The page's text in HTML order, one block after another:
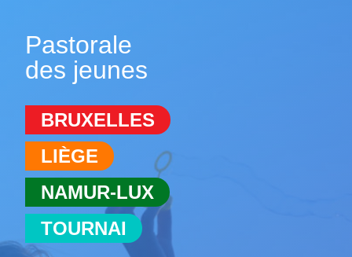
Pastorale
des jeunes
BRUXELLES
LIÈGE
NAMUR-LUX
TOURNAI